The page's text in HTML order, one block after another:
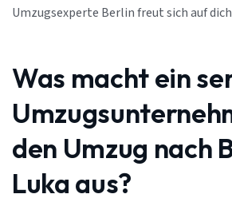
Umzugsexperte Berlin freut sich auf
Was macht ein
den Umzug nach
Luka aus?